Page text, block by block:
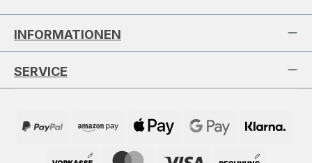
INFORMATIONEN
SERVICE